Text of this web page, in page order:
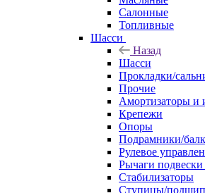
Салонные
Топливные
Шасси
Назад
Шасси
Прокладки/
Прочие
Амортизаторы и
Крепежи
Опоры
Подрамники/
Рулевое
Рычаги подвески
Стабилизаторы
Ступицы/